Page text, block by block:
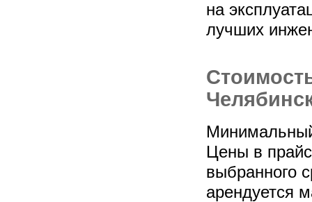
на
лучших
Цены в
выбранного
арендуется